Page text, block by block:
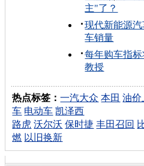
主"了？
现代新能源汽
车销量
每年购车指
教授
热点标签：一汽大众 本田 油价
车 电动车 凯泽西
路虎 沃尔沃 保时捷 丰田召回
燃 以旧换新